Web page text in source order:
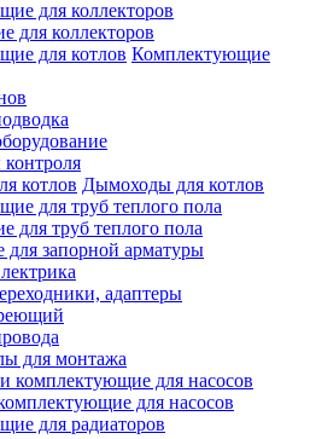
для коллекторов
Комплектующие
Дымоходы для котлов
для труб теплого пола
запорной арматуры
адаптеры
для монтажа
для насосов